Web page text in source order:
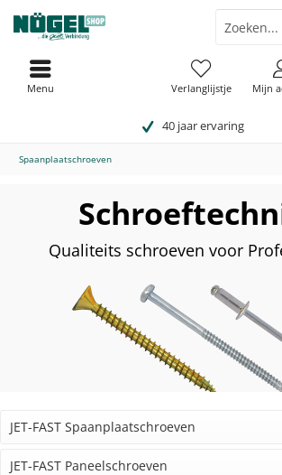
40 jaar ervaring
Verlanglijstje Mijn
Menu
Spaanplaatschroeven
Qualiteits schroeven voor
JET-FAST Spaanplaatschroeven
JET-FAST Paneelschroeven